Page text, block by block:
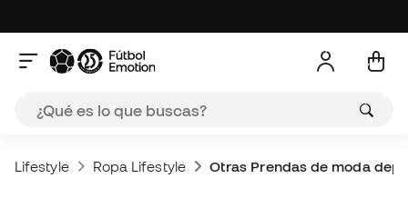
Lifestyle Ropa Lifestyle Otras Prendas de moda